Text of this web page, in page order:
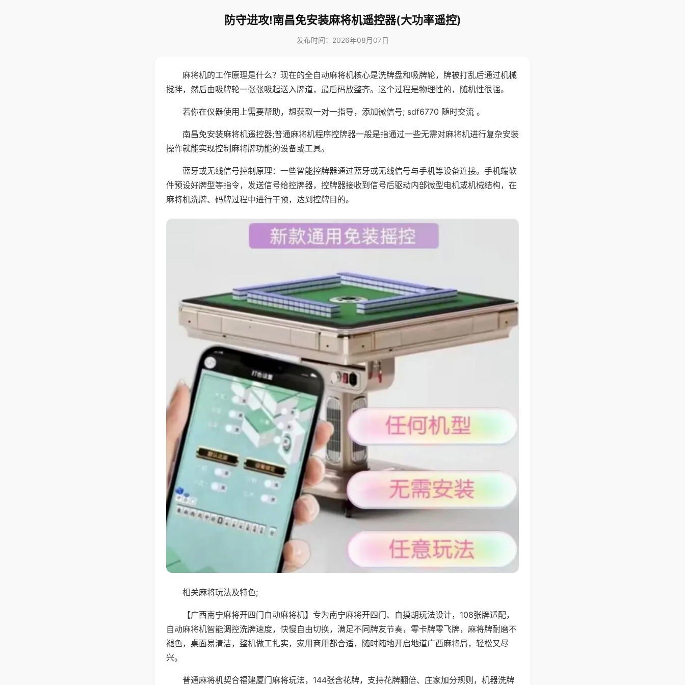
防守进攻!南昌免安装麻将机遥控器(大功率遥控)
发布时间：2026年08月07日
麻将机的工作原理是什么？现在的全自动麻将机核心是洗牌盘和吸牌轮，牌被打乱后通过机械
搅拌，然后由吸牌轮一张张吸起送入牌道，最后码放整齐。这个过程是物理性的，随机性很强。
若你在仪器使用上需要帮助，想获取一对一指导，添加微信号; sdf6770 随时交流 。
南昌免安装麻将机遥控器;普通麻将机程序控牌器一般是指通过一些无需对麻将机进行复杂安装
操作就能实现控制麻将牌功能的设备或工具。
蓝牙或无线信号控制原理：一些智能控牌器通过蓝牙或无线信号与手机等设备连接。手机端软
件预设好牌型等指令，发送信号给控牌器，控牌器接收到信号后驱动内部微型电机或机械结构，在
麻将机洗牌、码牌过程中进行干预，达到控牌目的。
相关麻将玩法及特色;
【广西南宁麻将开四门自动麻将机】专为南宁麻将开四门、自摸胡玩法设计，108张牌适配，
自动麻将机智能调控洗牌速度，快慢自由切换，满足不同牌友节奏，零卡牌零飞牌，麻将牌耐磨不
褪色，桌面易清洁，整机做工扎实，家用商用都合适，随时随地开启地道广西麻将局，轻松又尽
兴。
普通麻将机契合福建厦门麻将玩法，144张含花牌，支持花牌翻倍、庄家加分规则，机器洗牌